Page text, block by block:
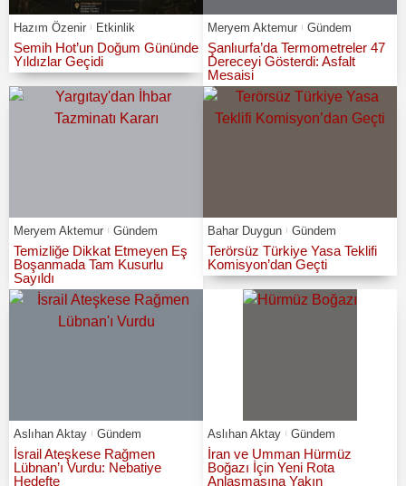
Hazım Özenir Etkinlik
Semih Hot’un Doğum Gününde
Yıldızlar Geçidi
Meryem Aktemur Gündem
Şanlıurfa’da Termometreler 47
Dereceyi Gösterdi: Asfalt
Mesaisi
Meryem Aktemur Gündem
Temizliğe Dikkat Etmeyen Eş
Boşanmada Tam Kusurlu
Sayıldı
Bahar Duygun Gündem
Terörsüz Türkiye Yasa Teklifi
Komisyon’dan Geçti
Aslıhan Aktay Gündem
İsrail Ateşkese Rağmen
Lübnan’ı Vurdu: Nebatiye
Hedefte
Aslıhan Aktay Gündem
İran ve Umman Hürmüz
Boğazı İçin Yeni Rota
Anlaşmasına Yakın